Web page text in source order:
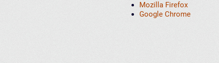
Mozilla Firefox
Google Chrome